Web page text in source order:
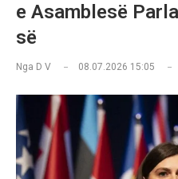
e Asamblesë
së
Nga D V 08.07.2026 15:05